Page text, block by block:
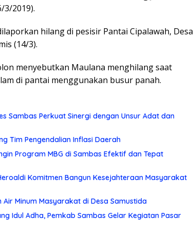
3/2019).
hilang di pesisir Pantai Cipalawah, Desa
(14/3).
menyebutkan Maulana menghilang saat
di pantai menggunakan busur panah.
Sambas Perkuat Sinergi dengan Unsur Adat dan
Tim Pengendalian Inflasi Daerah
Program MBG di Sambas Efektif dan Tepat
Komitmen Bangun Kesejahteraan Masyarakat
Minum Masyarakat di Desa Samustida
Idul Adha, Pemkab Sambas Gelar Kegiatan Pasar